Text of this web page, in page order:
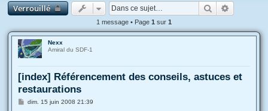
h
r
Verrouillé Rechercher
1 message • Page 1 sur 1
Nexx
Amiral du SDF-1
[index] Référencement des conseils, astuces et
restaurations
Mdim. 15 juin 2008 21:39